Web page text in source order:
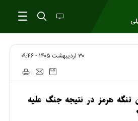
۳۰ ارديبهشت ۱۴۰۵ - ۰۹:۴۶
تنگه هرمز در نتیجه جنگ علیه